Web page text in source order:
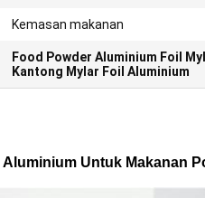
Kemasan makanan
Food Powder Aluminium Foil
Kantong Mylar Foil Aluminium
Aluminium Untuk Makanan